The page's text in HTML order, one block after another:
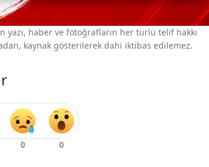
yazı, haber ve fotoğrafların her türlü telif hakkı
kaynak gösterilerek dahi iktibas edilemez.